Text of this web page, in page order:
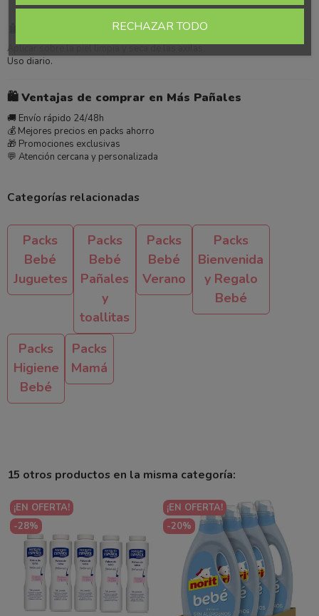
Aplicar sobre la piel limpia y seca de las axilas.
Uso diario.
🛍️Ventajas de comprar en Más Pañales
🚚 Envío rápido 24/48h
💰 Mejores precios en packs ahorro
🎁 Promociones exclusivas
💬 Atención cercana y personalizada
Categorías relacionadas
Packs
Bebé
Juguetes
Packs
Bebé
Pañales
y
toallitas
Packs
Bebé
Verano
Packs
Bienvenida
y Regalo
Bebé
Packs
Higiene
Bebé
Packs
Mamá
15 otros productos en la misma categoría:
¡EN OFERTA!
-28%
¡EN OFERTA!
-20%
RECHAZAR TODO